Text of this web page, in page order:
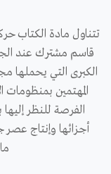
تتناول مادة الكتاب
قاسم مشترك عند
الكبرى التي يحملها
المهتمين بمنظومات
الفرصة للنظر
أجزائها وإنتاج